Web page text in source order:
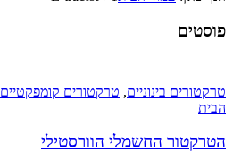
פוסטים
טרקטורים בינוניים, טרקטורים קומפקטיים
הבית
הטרקטור החשמלי הוורסטילי